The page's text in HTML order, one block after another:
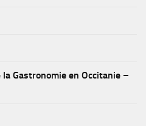
Gastronomie en Occitanie –